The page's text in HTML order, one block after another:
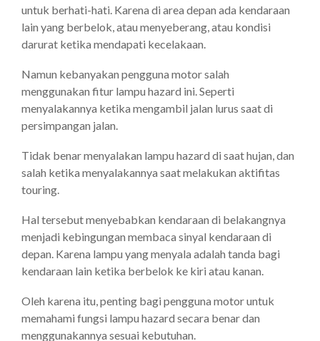
untuk berhati-hati. Karena di area depan ada kendaraan
lain yang berbelok, atau menyeberang, atau kondisi
darurat ketika mendapati kecelakaan.
Namun kebanyakan pengguna motor salah
menggunakan fitur lampu hazard ini. Seperti
menyalakannya ketika mengambil jalan lurus saat di
persimpangan jalan.
Tidak benar menyalakan lampu hazard di saat hujan, dan
salah ketika menyalakannya saat melakukan aktifitas
touring.
Hal tersebut menyebabkan kendaraan di belakangnya
menjadi kebingungan membaca sinyal kendaraan di
depan. Karena lampu yang menyala adalah tanda bagi
kendaraan lain ketika berbelok ke kiri atau kanan.
Oleh karena itu, penting bagi pengguna motor untuk
memahami fungsi lampu hazard secara benar dan
menggunakannya sesuai kebutuhan.